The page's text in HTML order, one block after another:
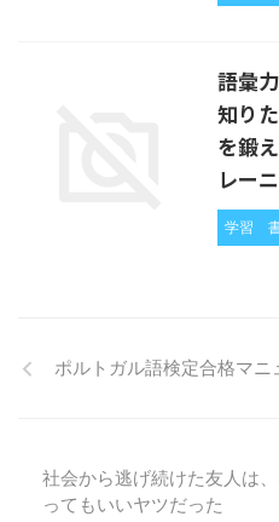
語彙
知り
を鍛
レー
学習
ポルトガル語検定合格マニ
社会から逃げ続けた友人は
ってもいいヤツだった